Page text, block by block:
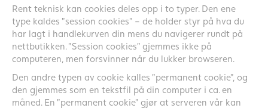
Rent teknisk kan cookies deles opp i to typer. Den ene
type kaldes ”session cookies” – de holder styr på hva du
har lagt i handlekurven din mens du navigerer rundt på
nettbutikken. ”Session cookies” gjemmes ikke på
computeren, men forsvinner når du lukker browseren.
Den andre typen av cookie kalles ”permanent cookie”, og
den gjemmes som en tekstfil på din computer i ca. en
måned. En ”permanent cookie” gjør at serveren vår kan